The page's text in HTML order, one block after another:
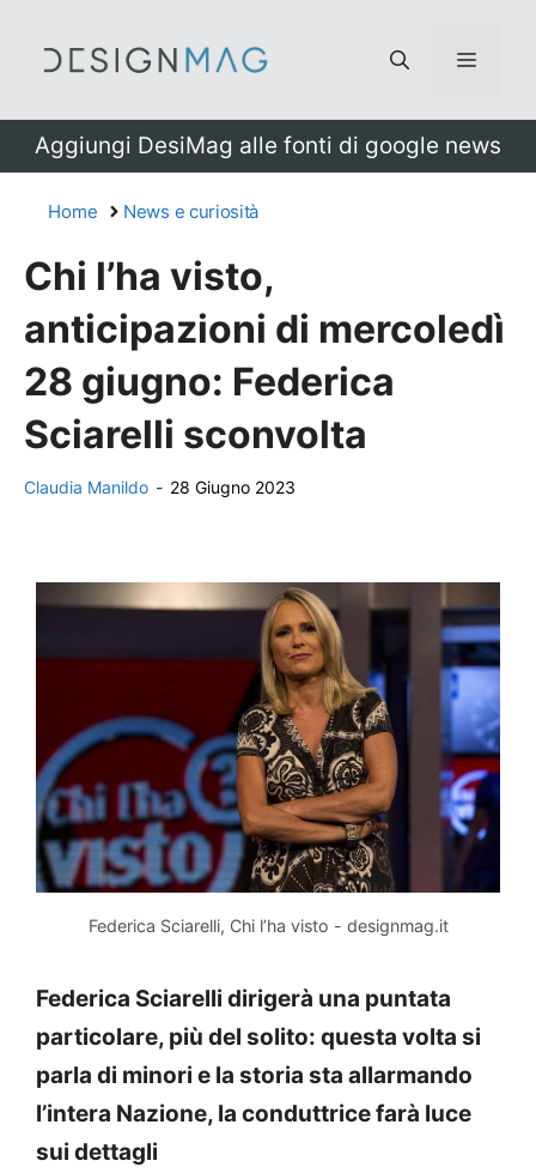
Menu
Aggiungi DesiMag alle fonti di google news
Home News e curiosità
Chi l’ha visto,
anticipazioni di mercoledì
28 giugno: Federica
Sciarelli sconvolta
Claudia Manildo - 28 Giugno 2023
Federica Sciarelli, Chi l’ha visto - designmag.it
Federica Sciarelli dirigerà una puntata
particolare, più del solito: questa volta si
parla di minori e la storia sta allarmando
l’intera Nazione, la conduttrice farà luce
sui dettagli